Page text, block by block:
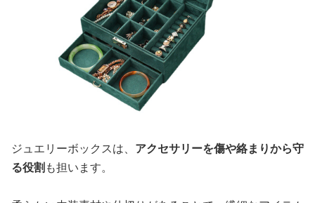
ジュエリーボックスは、 アクセサリーを傷や絡まりから守
る役割も担います。